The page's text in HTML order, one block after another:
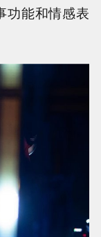
功能和情感表